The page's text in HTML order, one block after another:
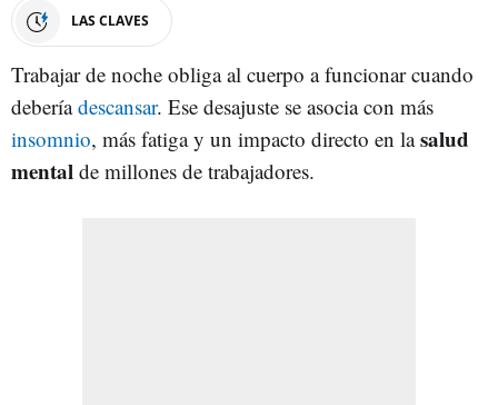
LAS CLAVES
Trabajar de noche obliga al cuerpo a funcionar cuando
deberíadescansar. Ese desajuste se asocia con más
insomnio, más fatiga y un impacto directo en lasalud
mental de millones de trabajadores.